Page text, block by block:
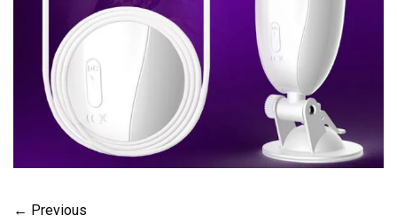
← Previous